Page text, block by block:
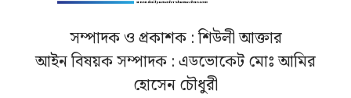
সম্পাদক ও প্রকাশক : শিউলী আক্তার
আইন বিষয়ক সম্পাদক : এডভোকেট মোঃ আমির
হোসেন চৌধুরী